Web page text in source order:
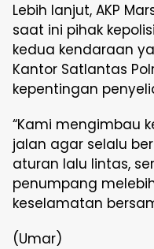
Lebih lanjut, AKP
saat ini pihak
kedua kendaraan
Kantor Satlantas
kepentingan
“Kami mengimbau
jalan agar selalu
aturan lalu lintas,
penumpang
keselamatan
(Umar)